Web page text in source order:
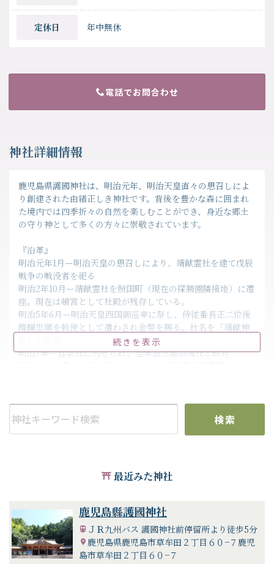
定休日 年中無休
電話でお問合わせ
神社詳細情報
鹿児島県護國神社は、明治元年、明治天皇直々の思召しによ
り創建された由緒正しき神社です。背後を豊かな森に囲まれ
た境内では四季折々の自然を楽しむことができ、身近な郷土
の守り神として多くの方々に崇敬されています。
『沿革』
明治元年1月ー明治天皇の思召しにより、靖献霊社を建て戊辰
戦争の戦没者を祀る
明治2年10月ー靖献霊社を照国町（現在の探勝園隣接地）に遷
座。現在は頓宮として社殿が残存している。
明治5年6月ー明治天皇西国御巡幸に祭し、侍従番長正二位後
醍醐忠順を勅使として遣わされ金幣を賜る。社名を「靖献神
明治7年ー官祭社に列せられ、翌年鹿児島招魂社と改称
昭和14年４月ー内務省指定神社となり「鹿児島縣護國神社」
営期成会を結成し着工。
昭和21年5月ー神道司令により国家管理を離れ、宗教法人とな
月に現鎮座地に御遷座。県庁内の旭桜神社の御祭神殉職警察
官・消防官を相殿神として奉斎
昭和40年10月ー自衛隊殉職者を相殿神として奉斎
ご由緒
鹿児島縣護國神社の創建は遠く明治元年に遡ります。動乱の
続きを表示
検索
最近みた神社
鹿児島縣護國神社
ＪＲ九州バス 護國神社前停留所より徒歩5分
鹿児島県鹿児島市草牟田２丁目６０−７鹿児
島市草牟田２丁目６０−７